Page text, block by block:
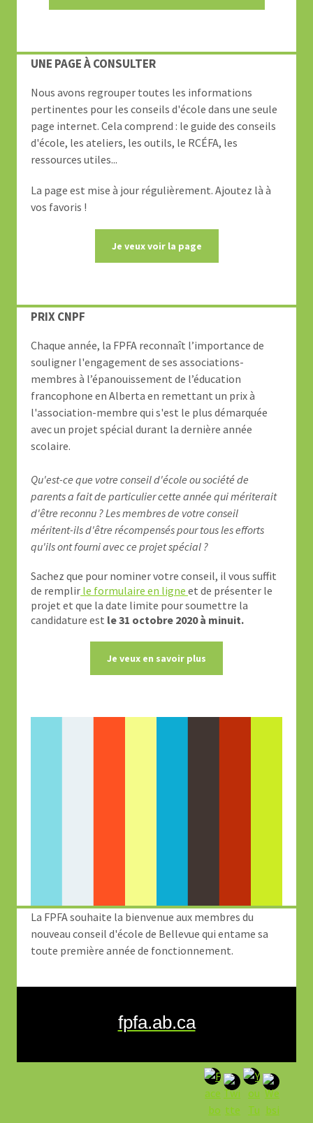
UNE PAGE À CONSULTER
Nous avons regrouper toutes les informations
pertinentes pour les conseils d'école dans une seule
page internet. Cela comprend : le guide des conseils
d'école, les ateliers, les outils, le RCÉFA, les
ressources utiles...
La page est mise à jour régulièrement. Ajoutez là à
vos favoris !
Je veux voir la page
PRIX CNPF
Chaque année, la FPFA reconnaît l’importance de
souligner l'engagement de ses associations-
membres à l’épanouissement de l’éducation
francophone en Alberta en remettant un prix à
l'association-membre qui s'est le plus démarquée
avec un projet spécial durant la dernière année
scolaire.
Qu'est-ce que votre conseil d'école ou société de
parents a fait de particulier cette année qui mériterait
d'être reconnu ? Les membres de votre conseil
méritent-ils d'être récompensés pour tous les efforts
qu'ils ont fourni avec ce projet spécial ?
Sachez que pour nominer votre conseil, il vous suffit
de remplir le formulaire en ligne et de présenter le
projet et que la date limite pour soumettre la
candidature est le 31 octobre 2020 à minuit.
Je veux en savoir plus
La FPFA souhaite la bienvenue aux membres du
nouveau conseil d'école de Bellevue qui entame sa
toute première année de fonctionnement.
fpfa.ab.ca